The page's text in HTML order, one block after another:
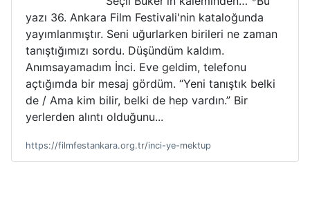
yazı 36. Ankara Film Festivali'nin kataloğunda
yayımlanmıştır. Seni uğurlarken birileri ne zaman
tanıştığımızı sordu. Düşündüm kaldım.
Anımsayamadım İnci. Eve geldim, telefonu
açtığımda bir mesaj gördüm. “Yeni tanıştık belki
de / Ama kim bilir, belki de hep vardın.” Bir
yerlerden alıntı olduğunu...
https://filmfestankara.org.tr/inci-ye-mektup